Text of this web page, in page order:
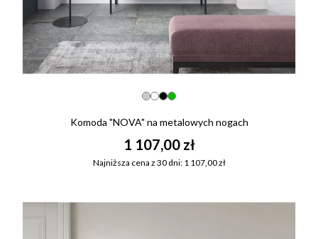
Komoda "NOVA" na metalowych nogach
1 107,00 zł
Najniższa cena z 30 dni: 1 107,00 zł